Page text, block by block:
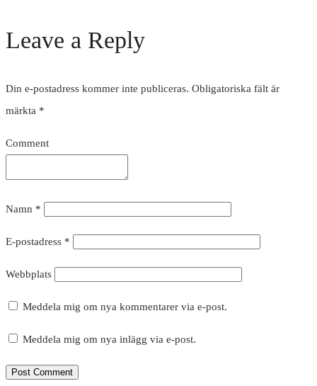
Leave a Reply
Din e-postadress kommer inte publiceras. Obligatoriska fält är
märkta *
Comment
Namn *
E-postadress *
Webbplats
Meddela mig om nya kommentarer via e-post.
Meddela mig om nya inlägg via e-post.